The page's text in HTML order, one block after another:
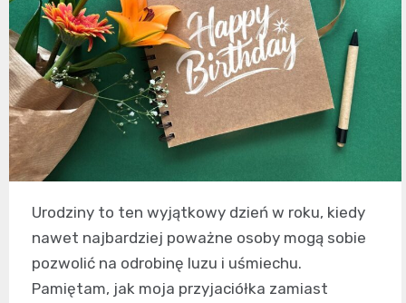
Urodziny to ten wyjątkowy dzień w roku, kiedy
nawet najbardziej poważne osoby mogą sobie
pozwolić na odrobinę luzu i uśmiechu.
Pamiętam, jak moja przyjaciółka zamiast